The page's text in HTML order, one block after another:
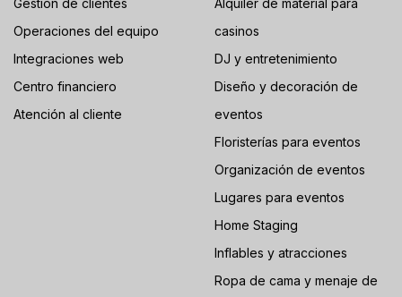
Gestión de clientes
Operaciones del equipo
Integraciones web
Centro financiero
Atención al cliente
Alquiler de material para
casinos
DJ y entretenimiento
Diseño y decoración de
eventos
Floristerías para eventos
Organización de eventos
Lugares para eventos
Home Staging
Inflables y atracciones
Ropa de cama y menaje de